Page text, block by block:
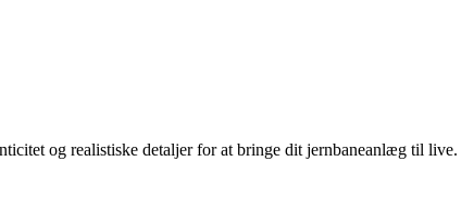
og realistiske detaljer for at bringe dit jernbaneanlæg til live.